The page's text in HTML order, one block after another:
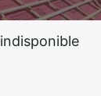
indisponible